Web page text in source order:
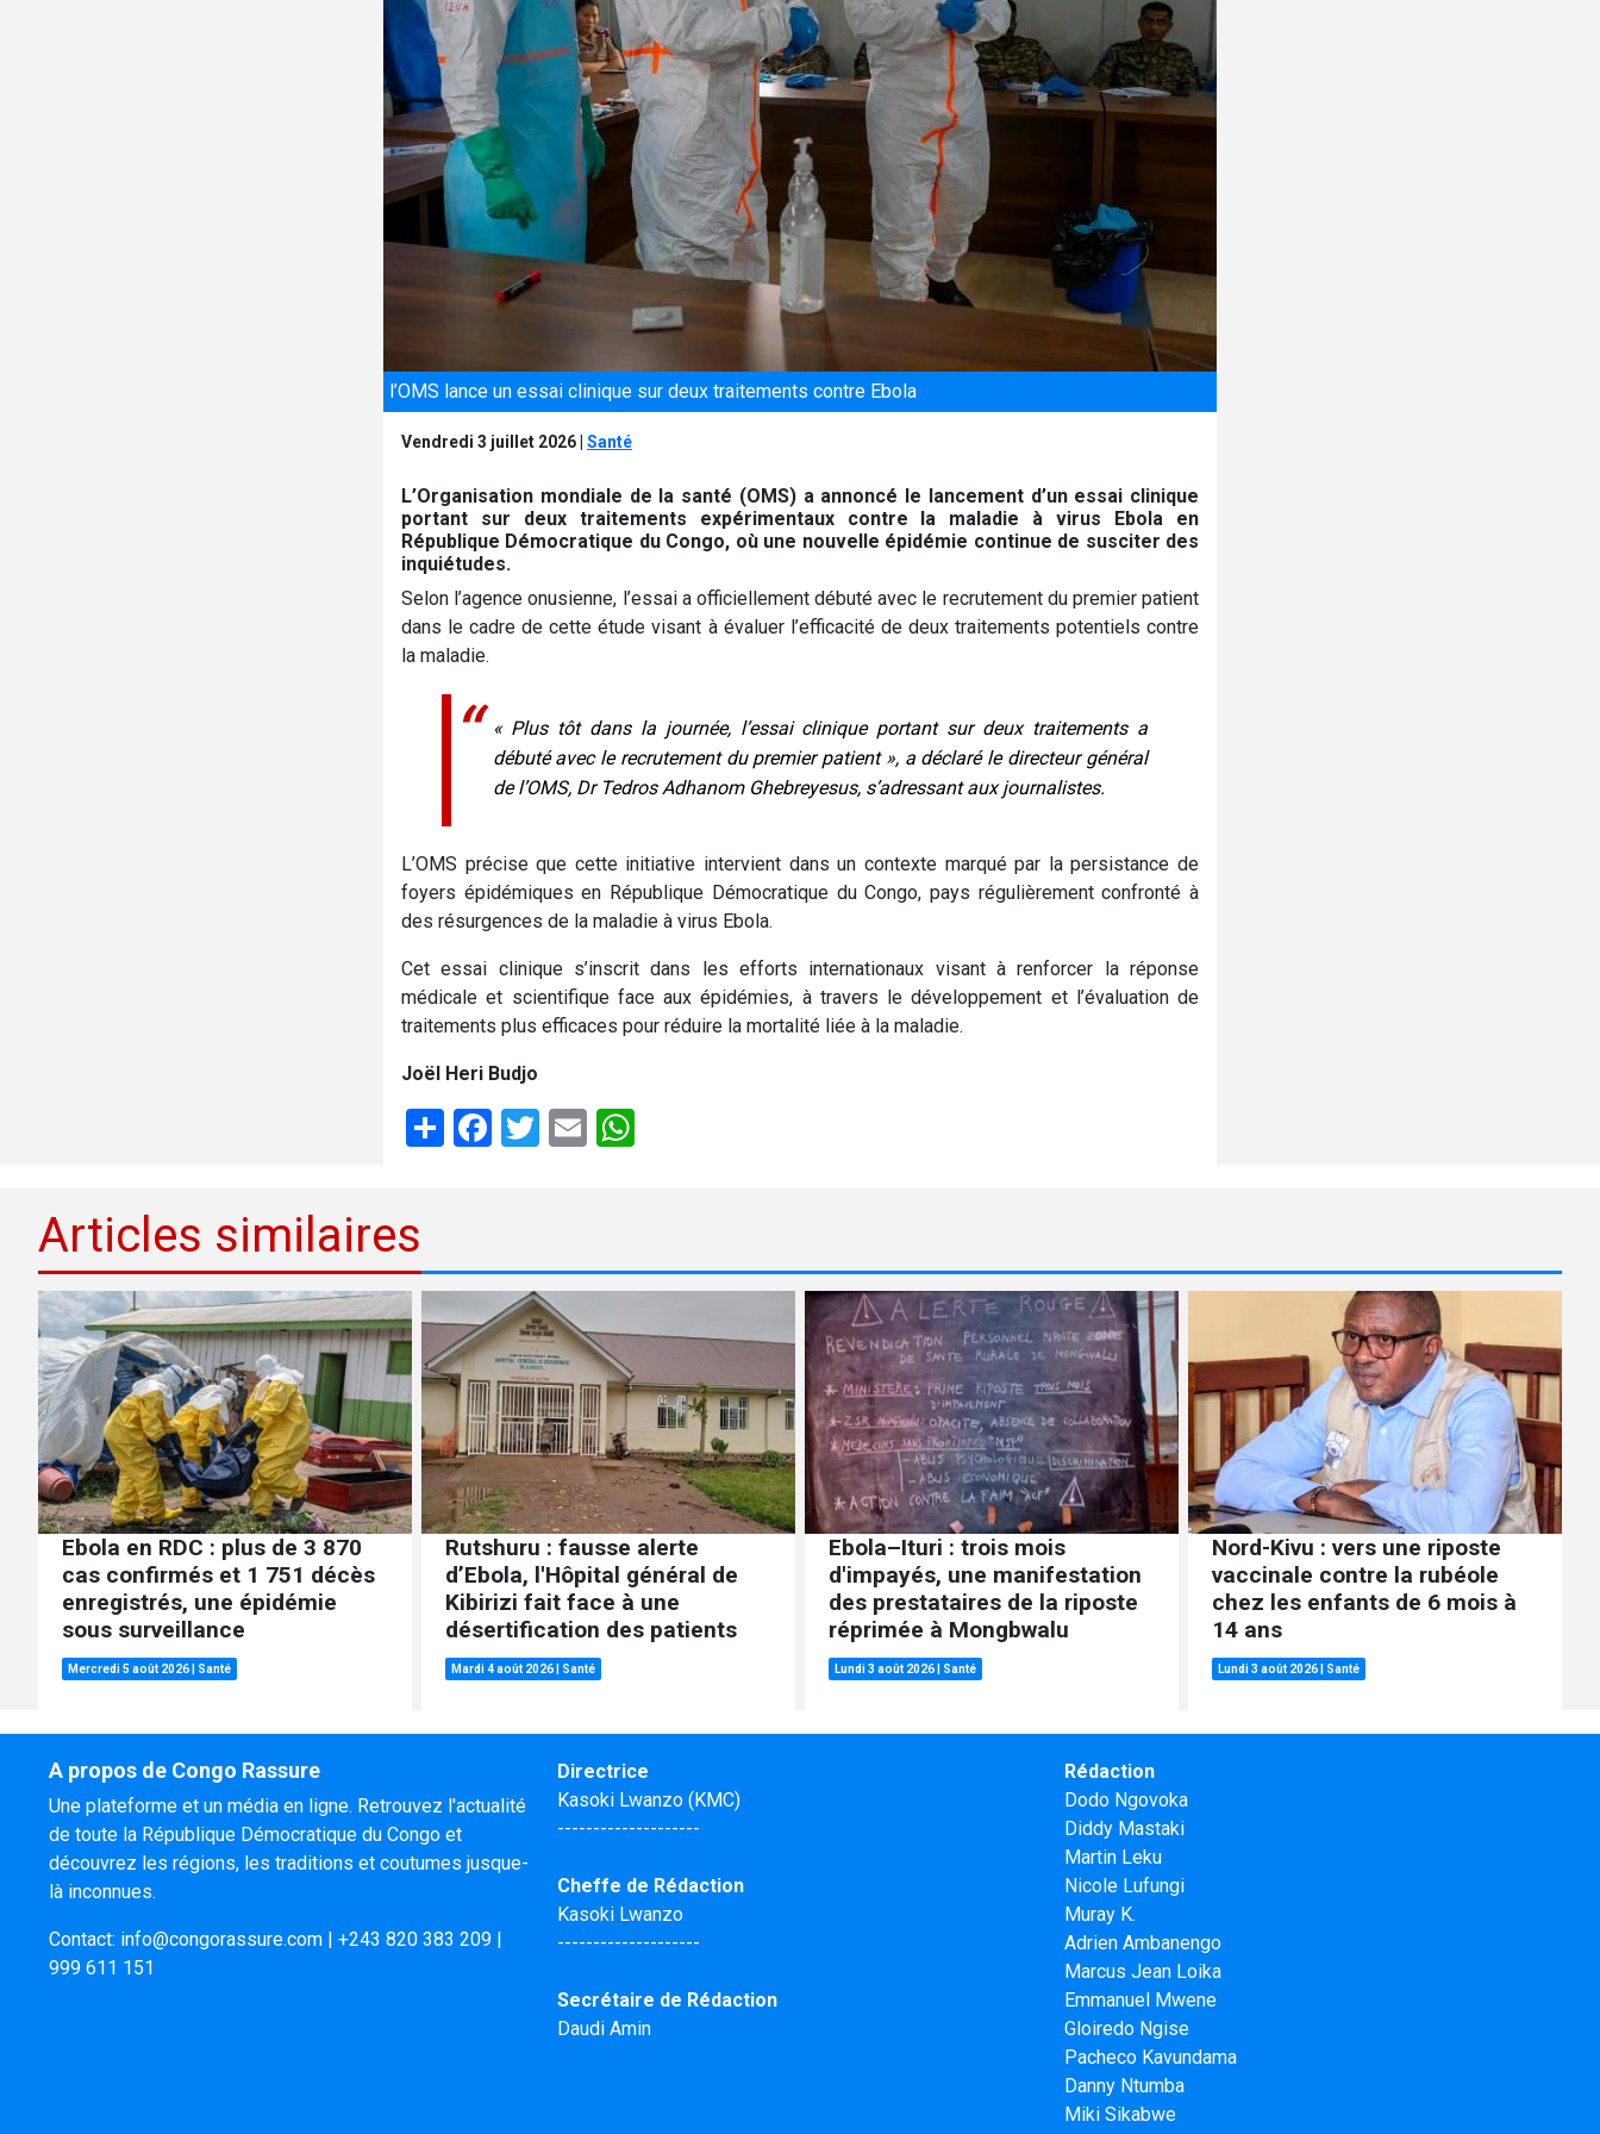
l’OMS lance un essai clinique sur deux traitements contre Ebola
Vendredi 3 juillet 2026 Santé
L’Organisation mondiale de la santé (OMS) a annoncé le lancement d’un essai clinique
portant sur deux traitements expérimentaux contre la maladie à virus Ebola en
République Démocratique du Congo, où une nouvelle épidémie continue de susciter des
inquiétudes.
Selon l’agence onusienne, l’essai a officiellement débuté avec le recrutement du premier patient
dans le cadre de cette étude visant à évaluer l’efficacité de deux traitements potentiels contre
la maladie.
« Plus tôt dans la journée, l’essai clinique portant sur deux traitements a
débuté avec le recrutement du premier patient », a déclaré le directeur général
de l’OMS, Dr Tedros Adhanom Ghebreyesus, s’adressant aux journalistes.
L’OMS précise que cette initiative intervient dans un contexte marqué par la persistance de
foyers épidémiques en République Démocratique du Congo, pays régulièrement confronté à
des résurgences de la maladie à virus Ebola.
Cet essai clinique s’inscrit dans les efforts internationaux visant à renforcer la réponse
médicale et scientifique face aux épidémies, à travers le développement et l’évaluation de
traitements plus efficaces pour réduire la mortalité liée à la maladie.
Joël Heri Budjo
ShareFacebook
Twitter
Email
Articles similaires
Ebola en RDC : plus de 3 870
cas confirmés et 1 751 décès
enregistrés, une épidémie
sous surveillance
Mercredi 5 août 2026 Santé
Rutshuru : fausse alerte
d’Ebola, l'Hôpital général de
Kibirizi fait face à une
désertification des patients
Mardi 4 août 2026 Santé
Ebola–Ituri : trois mois
d'impayés, une manifestation
des prestataires de la riposte
réprimée à Mongbwalu
Lundi 3 août 2026 Santé
Nord-Kivu : vers une riposte
vaccinale contre la rubéole
chez les enfants de 6 mois à
14 ans
Lundi 3 août 2026 Santé
A propos de Congo Rassure
Une plateforme et un média en ligne. Retrouvez l'actualité
de toute la République Démocratique du Congo et
découvrez les régions, les traditions et coutumes jusque-
là inconnues.
Contact: info@congorassure.com | +243 820 383 209 |
999 611 151
Directrice
Kasoki Lwanzo (KMC)
--------------------
Cheffe de Rédaction
Kasoki Lwanzo
--------------------
Secrétaire de Rédaction
Daudi Amin
Rédaction
Dodo Ngovoka
Diddy Mastaki
Martin Leku
Nicole Lufungi
Muray K.
Adrien Ambanengo
Marcus Jean Loika
Emmanuel Mwene
Gloiredo Ngise
Pacheco Kavundama
Danny Ntumba
Miki Sikabwe